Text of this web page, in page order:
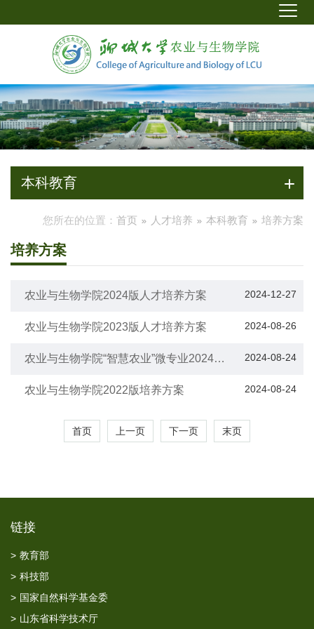
本科教育
您所在的位置： 首页 人才培养 本科教育 培养方案
培养方案
2024-12-27
农业与生物学院2024版人才培养方案
2024-08-26
农业与生物学院2023版人才培养方案
2024-08-24
农业与生物学院“智慧农业”微专业2024年
2024-08-24
农业与生物学院2022版培养方案
首页 上一页 下一页 末页
链接
> 教育部
> 科技部
> 国家自然科学基金委
> 山东省科学技术厅